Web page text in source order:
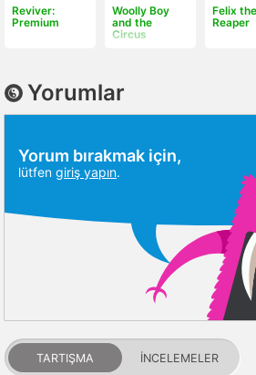
Reviver:
Premium
Woolly Boy
and the
Circus
Felix the
Reaper
Yorumlar
Yorum bırakmak için,
lütfen giriş yapın.
TARTIŞMA İNCELEMELER